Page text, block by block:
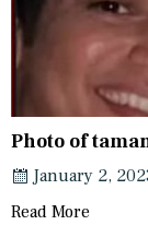
Photo of
January 2,
Read More